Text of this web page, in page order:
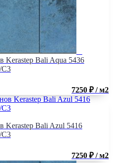
Kerastep Bali Aqua 5436
C3
7250 ₽ / м2
Kerastep Bali Azul 5416
C3
7250 ₽ / м2